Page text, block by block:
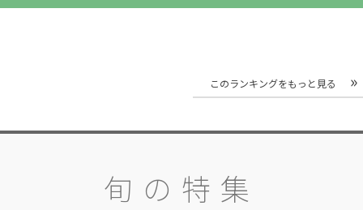
このランキングをもっと見る
旬の特集